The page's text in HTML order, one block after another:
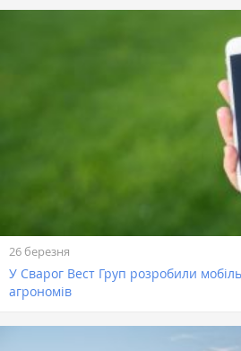
26 березня
У Сварог Вест Груп розробили
агрономів